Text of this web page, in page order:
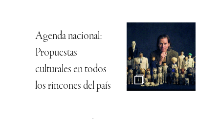
Agenda nacional:
Propuestas
culturales en todos
los rincones del país